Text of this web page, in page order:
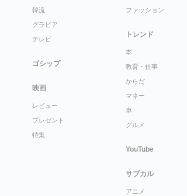
韓流
グラビア
テレビ
ゴシップ
映画
レビュー
プレゼント
特集
ファッション
トレンド
本
教育・仕事
からだ
マネー
車
グルメ
YouTube
サブカル
アニメ